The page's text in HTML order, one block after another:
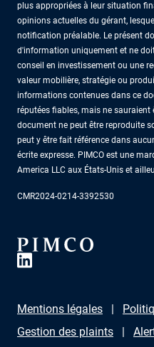
plus appropriées à leur situation
opinions actuelles du gérant,
notification préalable. Le présent
d'information uniquement et ne
conseil en investissement ou une
valeur mobilière, stratégie ou
informations contenues dans ce
réputées fiables, mais ne
document ne peut être reproduite
peut y être fait référence dans
écrite expresse. PIMCO est une
America LLC aux États-Unis et
CMR2024-0214-3392530
Mentions légales
Gestion des plaints